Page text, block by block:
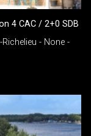
4 CAC / 2+0 SDB
- None -